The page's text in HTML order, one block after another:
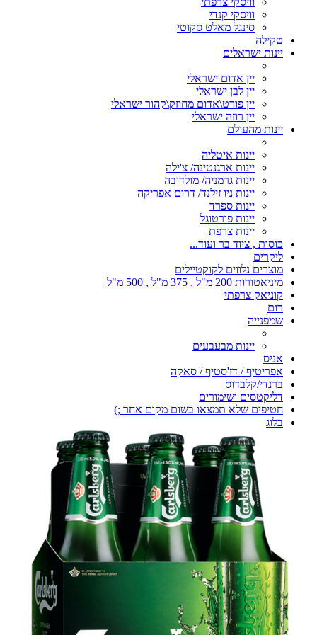
וויסקי קנדי
סינגל מאלט סקוטי
טקילה
יינות ישראלים
יין אדום ישראלי
יין לבן ישראלי
יין פורט\אדום מחוזק\קהור ישראלי
יין רוזה ישראלי
יינות מהעולם
יינות איטליה
יינות ארגנטינה/ צ'ילה
יינות גרמניה/ מולדובה
יינות ניו זילנד/ דרום אפריקה
יינות ספרד
יינות פורטוגל
יינות צרפת
כוסות , ציוד בר ועוד...
ליקרים
מוצרים נלווים לקוקטיילים
מיניאטורות 200 מ"ל , 375 מ"ל , 500 מ"ל
קוניאק צרפתי
רום
שמפנייה
יינות מבעבעים
אניס
אפריטיף / דז'סטיף / סאקה
ברנדי/קלבדוס
דליקטסים ושימורים
חטיפים שלא תמצאו בשום מקום אחר ;)
בלוג